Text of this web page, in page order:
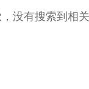
没有搜索到相